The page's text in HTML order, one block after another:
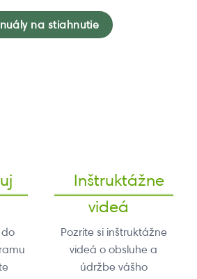
na stiahnutie
Inštruktážne
videá
Pozrite si inštruktážne
videá o obsluhe a
údržbe vášho